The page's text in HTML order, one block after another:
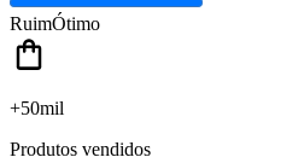
RuimÓtimo
+50mil
Produtos vendidos